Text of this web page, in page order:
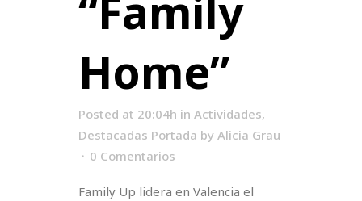
Home”
Posted at 20:04h in Actividades,
Destacadas Portada by Alicia Grau
0 Comentarios
Family Up lidera en Valencia el